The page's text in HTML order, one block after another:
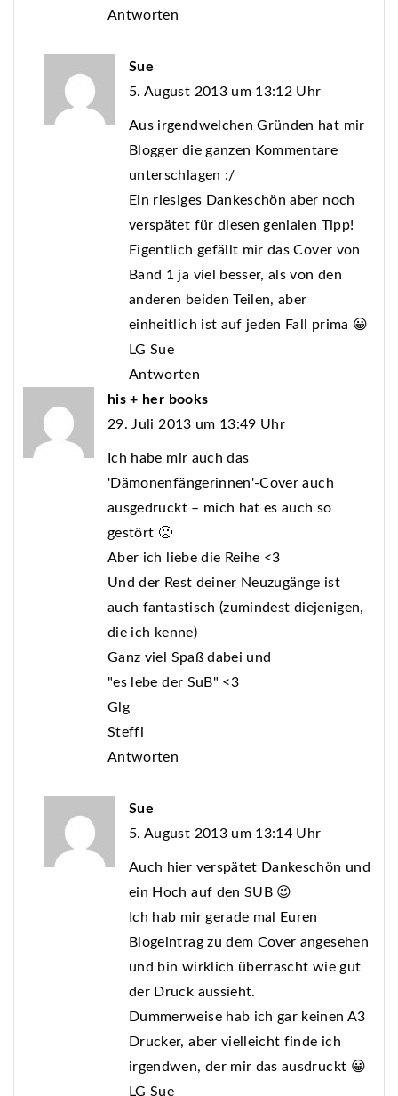
Antworten
Sue
5. August 2013 um 13:12 Uhr
Aus irgendwelchen Gründen hat mir
Blogger die ganzen Kommentare
unterschlagen :/
Ein riesiges Dankeschön aber noch
verspätet für diesen genialen Tipp!
Eigentlich gefällt mir das Cover von
Band 1 ja viel besser, als von den
anderen beiden Teilen, aber
einheitlich ist auf jeden Fall prima 😀
LG Sue
Antworten
his + her books
29. Juli 2013 um 13:49 Uhr
Ich habe mir auch das
'Dämonenfängerinnen'-Cover auch
ausgedruckt – mich hat es auch so
gestört 🙁
Aber ich liebe die Reihe <3
Und der Rest deiner Neuzugänge ist
auch fantastisch (zumindest diejenigen,
die ich kenne)
Ganz viel Spaß dabei und
"es lebe der SuB" <3
Glg
Steffi
Antworten
Sue
5. August 2013 um 13:14 Uhr
Auch hier verspätet Dankeschön und
ein Hoch auf den SUB 😉
Ich hab mir gerade mal Euren
Blogeintrag zu dem Cover angesehen
und bin wirklich überrascht wie gut
der Druck aussieht.
Dummerweise hab ich gar keinen A3
Drucker, aber vielleicht finde ich
irgendwen, der mir das ausdruckt 😀
LG Sue